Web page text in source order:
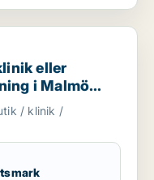
fastighetsmark för
eller
i Malmö
m.fl.
/ klinik /